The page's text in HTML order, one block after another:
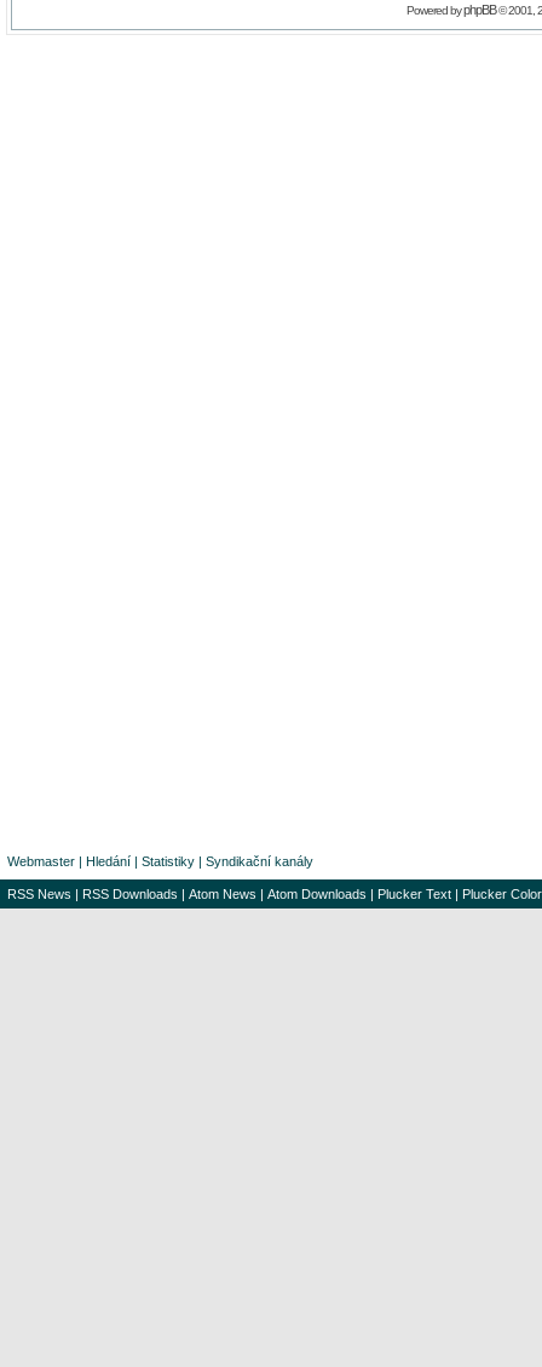
Powered byphpBB© 2001,
Webmaster | Hledání | Statistiky | Syndikační kanály
RSS News | RSS Downloads | Atom News | Atom Downloads | Plucker Text | Plucker Color